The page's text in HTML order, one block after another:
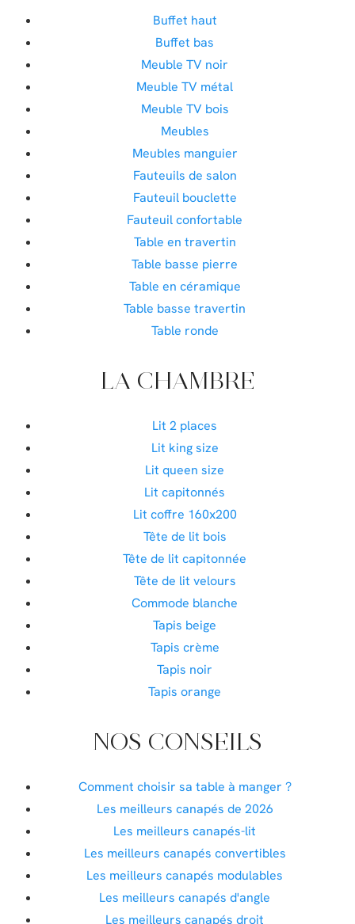
Buffet haut
Buffet bas
Meuble TV noir
Meuble TV métal
Meuble TV bois
Meubles
Meubles manguier
Fauteuils de salon
Fauteuil bouclette
Fauteuil confortable
Table en travertin
Table basse pierre
Table en céramique
Table basse travertin
Table ronde
LA CHAMBRE
Lit 2 places
Lit king size
Lit queen size
Lit capitonnés
Lit coffre 160x200
Tête de lit bois
Tête de lit capitonnée
Tête de lit velours
Commode blanche
Tapis beige
Tapis crème
Tapis noir
Tapis orange
NOS CONSEILS
Comment choisir sa table à manger ?
Les meilleurs canapés de 2026
Les meilleurs canapés-lit
Les meilleurs canapés convertibles
Les meilleurs canapés modulables
Les meilleurs canapés d'angle
Les meilleurs canapés droit